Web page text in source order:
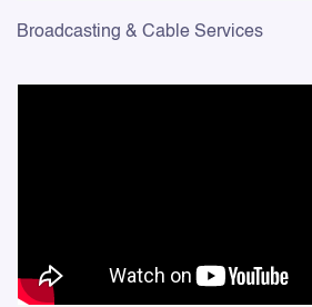
Broadcasting & Cable Services